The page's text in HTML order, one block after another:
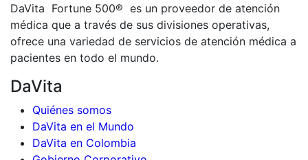
DaVita Fortune 500® es un proveedor de atención
médica que a través de sus divisiones operativas,
ofrece una variedad de servicios de atención médica a
pacientes en todo el mundo.
DaVita
Quiénes somos
DaVita en el Mundo
DaVita en Colombia